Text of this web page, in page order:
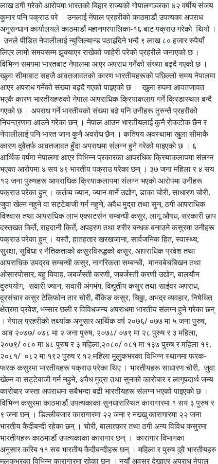
लाख ठगी गरेको आरोपमा भारतको बिहार राज्यको गोपालगञ्जका ४२ वर्षीय संजय
कुमार पनि पक्राउ परे । उनलाई नेपाल प्रहरीको काठमाडौं उपत्यका अपराध
अनुसन्धान कार्यालयले काठमाडौं महानगरपालिका-१६ बाट पक्राउ गरेको थियो ।
उनले पीडित नेपालीलाई न्युजिल्यान्ड पठाइदिने भन्दै ९ लाख ८० हजार रुपैयाँ
लिएर लामो समयसम्म झुक्याएर राखेको जाहेरी परेको प्रहरीले जनाएको छ ।
विभिन्न समयमा भारतबाट नेपालमा आएर अपराध गर्नेको संख्या बढ्दै गएको छ ।
खुला सीमाबाट सहजै आवतजावतको कारण भारतीयहरूको पछिल्लो समय नेपालमा
आएर अपराध गर्नेको संख्या बढ्दै गएको पाइएको छ । खुला रुपमा आवतजावत
भएकै कारण भारतीयहरुको नेपाल आपराधिक क्रियाकलाप गर्ने क्रिडास्थल बन्दै
गएको छ । अपराध गर्ने भारतीयको संख्या बढे पनि उनीहरू तुरुन्तै प्रहरीको
नियन्त्रणमा आउने गरेका छन् । नेपाल आउन भारतीयलाई कुनै रोकटोक छैन र
नेपालीलाई पनि भारत जान कुनै अवरोध छैन । कतिपय अवस्थामा खुला सीमाकै
कारण दुवैतर्फ आवतजावत हुँदा अपराधमा संलग्न हुने गरेको पाइएको छ । ६
आर्थिक वर्षमा नेपालमा आएर विभिन्न प्रकारका आपरधिक क्रियाकलापमा संलग्न
भएका आरोपमा ४ सय ४९ भारतीय पक्राउ परेका छन् । ३७ जना महिला र ४ सय
१२ जना पुरुषहरू आपराधिक क्रियाकलापमा संलग्न भएको आरोपमा उनीहरू
पक्राउ परेका हुन् । कर्तव्य ज्यान, ज्यान मार्ने उद्योग, डाका चोरी, साधारण चोरी,
जुवा खेल्न नहुने वा सट्टेबाजी गर्न नहुने, अवैध मुद्रा तथा सुन, ठगी आपराधिक
विश्वास तथा आपराधिक लाभ एक्सटर्सन सम्बन्धी कसुर, लागू औषध, सरकारी छाप
दस्तखत किर्ते, राहदानी किर्ते, अपहरण तथा शरीर बन्धक बनाउने कसुरमा उनीहरू
पक्राउ परेका हुन् । यस्तै, हातहतार खरखजाना, सार्वजनिक हित, स्वास्थ्य,
सुरक्षा, सुविधा र नैतिकताको कसुरविरुद्धको कसुर, आपराधिक प्रवेश तथा
आपराधिक उपद्रव सम्बन्धी कसुर, नागरिकता सम्बन्धी, मानवबेचबिखन तथा
ओसारपोसार, बहु विवाह, जबर्जस्ती करणी, जबर्जस्ती करणी उद्योग, बालयौन
दुरुपयोग, सवारी ज्यान, सवारी अंगभंग, विद्युतीय कसुर तथा साईवर अपराध,
दुरसंचार कसुर टेलिफोन तार चोरी, बैंकिङ कसुर, चिठ्ठा, अभद्र व्यवहार, निषेधित
क्षेत्रमा प्रवेश, भन्सार छली र विविधजन्य अपराधमा भारतीय संलग्न हुने गरेका छन्
। नेपाल प्रहरीको तथ्यांक अनुसार आर्थिक वर्ष २०७६/ ०७७ मा ५ जना पुरुष,
आव २०७७/ ०७८ मा २ जना पुरुष, २०७८/ ०७९ मा २८ पुरुष र ३ महिला,
२०७९/ ०८० मा ४८ पुरुष र ३ महिला,२०८०/ ०८१ मा १३७ पुरुष र महिला १९,
२०८१/ ०८२ मा १९२ पुरुष र १२ महिला मुलुकभरका विभिन्न स्थानमा फरक-
फरक कसुरमा भारतीयहरू पक्राउ परेका थिए । भारतीयहरू साधारण चोरी, जुवा
खेल्न वा सट्टेबाजी गर्न नहुने, अवैध मुद्रा तथा सुनको कारोबार र लागूपदार्थ जन्य
कारोबार जस्ता अपराधमा सबैभन्दा बढी भारतीयहरू संलग्न भएको पाइएको छ ।
विभिन्न कसुरमा काठमाडौं उपत्यकाका सुनधारास्थित कारागारमा १ सय ३ पुरुष र
९ जना छन् । डिल्लीबजार कारागारमा २२ जना र नख्खु कारागारमा २२ जना
भारतीय कैदीबन्दी रहेका छन् । चोरी, बालात्कार तथा ठगी अन्य विविध कसुरमा
भारतीयहरू काठमाडौं उपत्यकाका कारागार छन् । कारागार विभागका
अनुसार करिब ११ सय भारतीय कैदीबन्दीहरू छन् । महिला र पुरुष दुवै भारतीयहरु
मुलुकभरका विभिन्न कारागारमा रहेका छन् । नयाँ अवसर देखाएर अपराध नेपाल